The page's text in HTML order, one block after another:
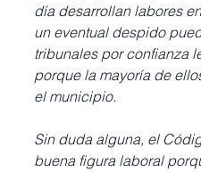
día desarrollan labores
un eventual despido
tribunales por confianza
porque la mayoría de
el municipio.
Sin duda alguna, el
buena figura laboral